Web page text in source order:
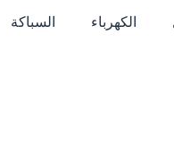
الكهرباء السباكة